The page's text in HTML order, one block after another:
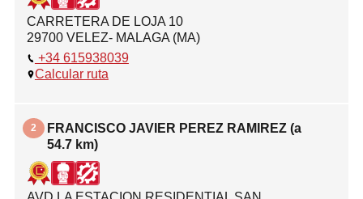
CARRETERA DE LOJA 10
29700 VELEZ- MALAGA (MA)
+34 615938039
Calcular ruta
2
FRANCISCO JAVIER PEREZ RAMIREZ (a
54.7 km)